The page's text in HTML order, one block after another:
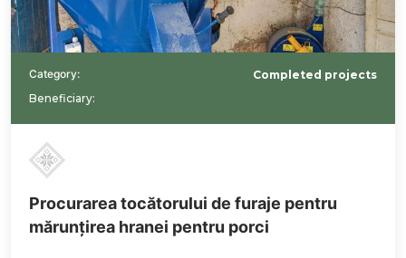
Category:
Completed projects
Beneficiary:
Procurarea tocătorului de furaje pentru
mărunțirea hranei pentru porci